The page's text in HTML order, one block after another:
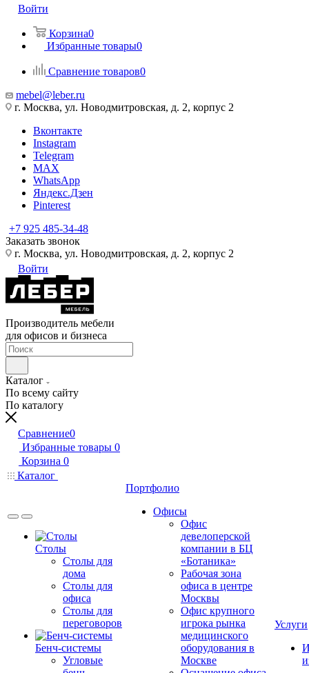
Войти
Корзина0
Избранные товары0
Сравнение товаров0
mebel@leber.ru
г. Москва, ул. Новодмитровская, д. 2, корпус 2
Вконтакте
Instagram
Telegram
MAX
WhatsApp
Яндекс.Дзен
Pinterest
+7 925 485-34-48
Заказать звонок
г. Москва, ул. Новодмитровская, д. 2, корпус 2
Войти
Производитель мебели
для офисов и бизнеса
Каталог
По всему сайту
По каталогу
Сравнение0
Избранные товары 0
Корзина 0
Каталог
Столы
Столы для
дома
Столы для
офиса
Столы для
переговоров
Бенч-системы
Угловые
Портфолио
Офисы
Офис
девелоперской
компании в БЦ
«Ботаника»
Рабочая зона
офиса в центре
Москвы
Офис крупного
игрока рынка
медицинского
оборудования в
Москве
Услуги